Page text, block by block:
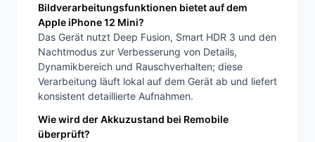
Bildverarbeitungsfunktionen bietet auf dem
Apple iPhone 12 Mini?
Das Gerät nutzt Deep Fusion, Smart HDR 3 und den
Nachtmodus zur Verbesserung von Details,
Dynamikbereich und Rauschverhalten; diese
Verarbeitung läuft lokal auf dem Gerät ab und liefert
konsistent detaillierte Aufnahmen.
Wie wird der Akkuzustand bei Remobile
überprüft?